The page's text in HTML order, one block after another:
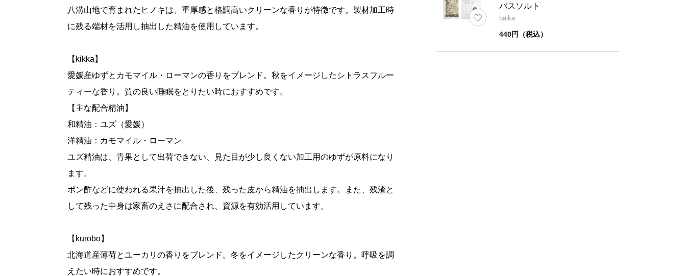
八溝山地で育まれたヒノキは、重厚感と格調高いクリーンな香りが特徴です。製材加工時
に残る端材を活用し抽出した精油を使用しています。
【kikka】
愛媛産ゆずとカモマイル・ローマンの香りをブレンド。秋をイメージしたシトラスフルー
ティーな香り。質の良い睡眠をとりたい時におすすめです。
【主な配合精油】
和精油：ユズ（愛媛）
洋精油：カモマイル・ローマン
ユズ精油は、青果として出荷できない、見た目が少し良くない加工用のゆずが原料になり
ます。
ポン酢などに使われる果汁を抽出した後、残った皮から精油を抽出します。また、残渣と
して残った中身は家畜のえさに配合され、資源を有効活用しています。
【kurobo】
北海道産薄荷とユーカリの香りをブレンド。冬をイメージしたクリーンな香り。呼吸を調
えたい時におすすめです。
バスソルト
baika
440円（税込）